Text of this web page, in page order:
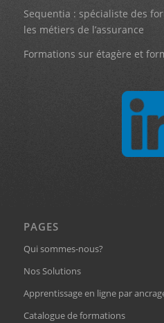
Sequentia : spécialiste des
les métiers de l’assurance
Formations sur étagère et
PAGES
Qui sommes-nous?
Nos Solutions
Apprentissage en ligne par
Catalogue de formations